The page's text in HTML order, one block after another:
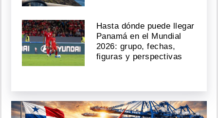
Hasta dónde puede llegar
Panamá en el Mundial
2026: grupo, fechas,
figuras y perspectivas